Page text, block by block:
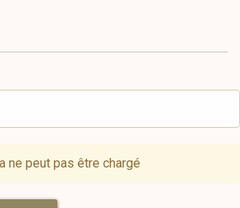
ne peut pas être chargé